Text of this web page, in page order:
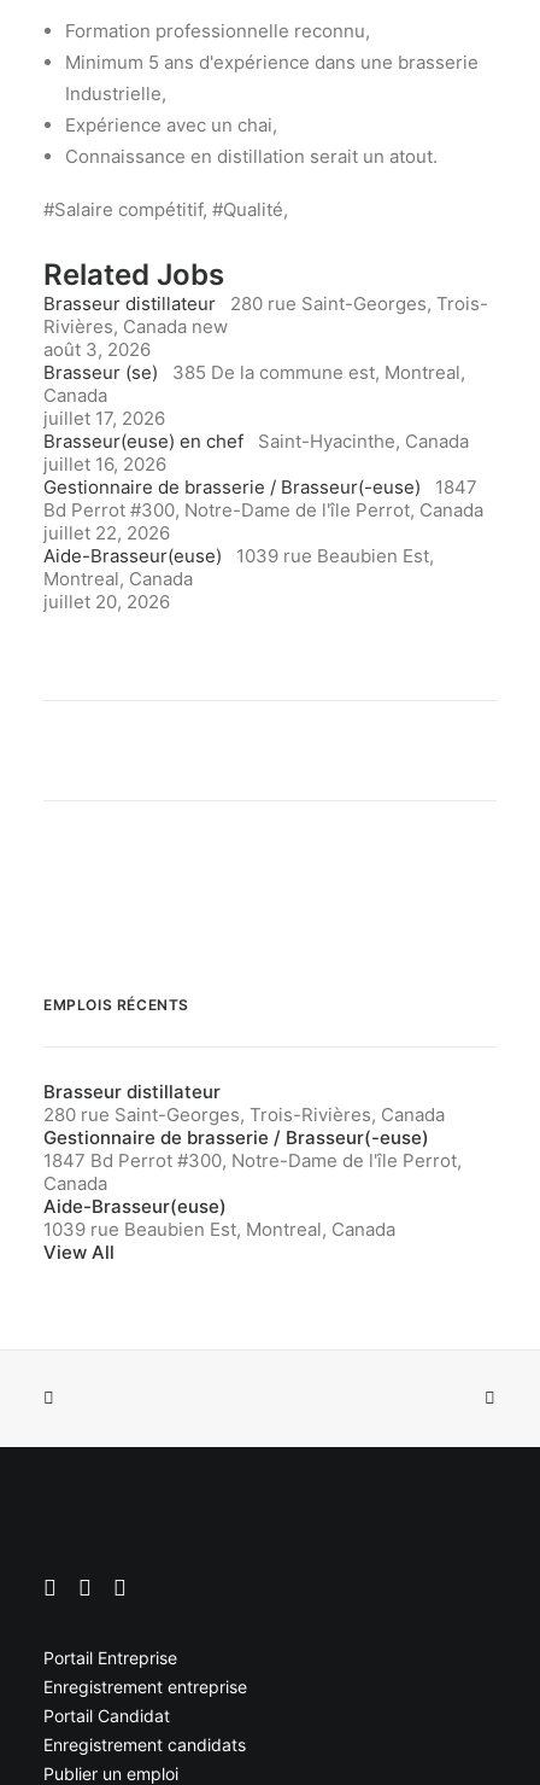
Formation professionnelle reconnu,
Minimum 5 ans d'expérience dans une brasserie
Industrielle,
Expérience avec un chai,
Connaissance en distillation serait un atout.
#Salaire compétitif, #Qualité,
Related Jobs
Brasseur distillateur
280 rue Saint-Georges, Trois-
Rivières, Canada new
août 3, 2026
Brasseur (se)
385 De la commune est, Montreal,
Canada
juillet 17, 2026
Brasseur(euse) en chef
Saint-Hyacinthe, Canada
juillet 16, 2026
Gestionnaire de brasserie / Brasseur(-euse)
1847
Bd Perrot #300, Notre-Dame de l'île Perrot, Canada
juillet 22, 2026
Aide-Brasseur(euse)
1039 rue Beaubien Est,
Montreal, Canada
juillet 20, 2026
EMPLOIS RÉCENTS
Brasseur distillateur
280 rue Saint-Georges, Trois-Rivières, Canada
Gestionnaire de brasserie / Brasseur(-euse)
1847 Bd Perrot #300, Notre-Dame de l'île Perrot,
Canada
Aide-Brasseur(euse)
1039 rue Beaubien Est, Montreal, Canada
View All
Portail Entreprise
Enregistrement entreprise
Portail Candidat
Enregistrement candidats
Publier un emploi